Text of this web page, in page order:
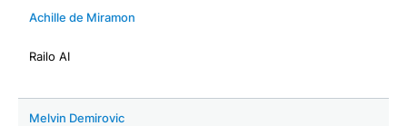
Achille de Miramon
Railo AI
Melvin Demirovic